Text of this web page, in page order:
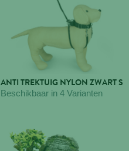
ANTI TREKTUIG NYLON ZWART S
Beschikbaar in 4 Varianten